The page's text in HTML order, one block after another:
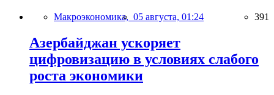
Макроэкономика, 05 августа, 01:24 391
Азербайджан ускоряет
цифровизацию в условиях слабого
роста экономики